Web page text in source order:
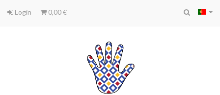
Login 0,00 €